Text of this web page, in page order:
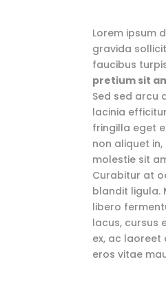
Lorem ipsum
gravida
faucibus
pretium sit
Sed sed arcu
lacinia
fringilla eget
non aliquet
molestie sit
Curabitur at
blandit ligula.
libero
lacus, cursus
ex, ac laoreet
eros vitae